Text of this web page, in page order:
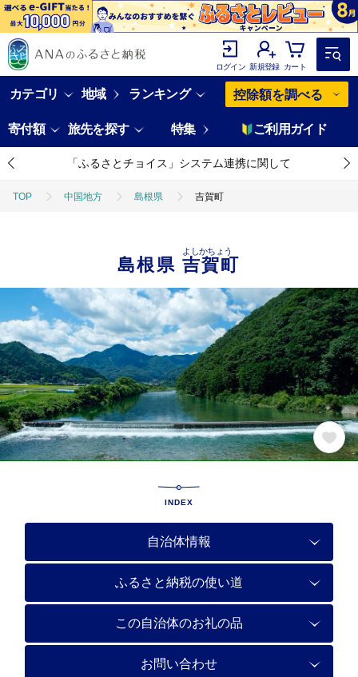
ログイン 新規登録 カート
カテゴリ 地域 ランキング 控除額を調べる
寄付額 旅先を探す 特集 ご利用ガイド
「ふるさとチョイス」システム連携に関して
TOP 中国地方 島根県 吉賀町
島根県吉賀町
よしかちょう
INDEX
自治体情報
ふるさと納税の使い道
この自治体のお礼の品
お問い合わせ